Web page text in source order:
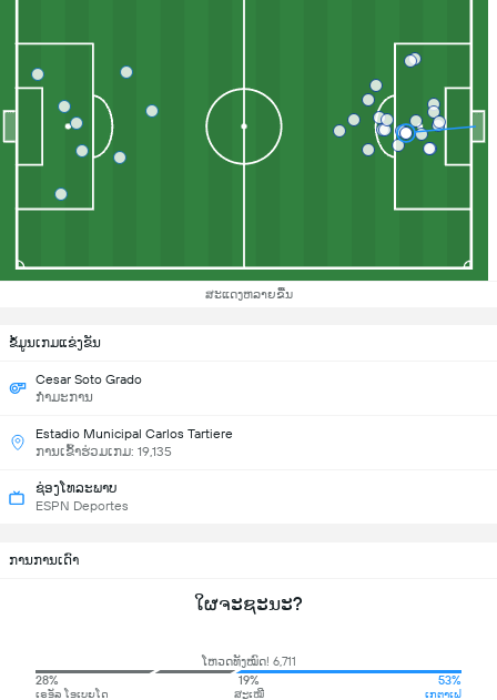
ສະແດງຫລາຍຂື້ນ
ຂ້ໍມູນເກມແຂ່ງຂັນ
Cesar Soto Grado
ກຳມະການ
Estadio Municipal Carlos Tartiere
ການເຂົ້າຮ່ວມເກມ: 19,135
ຊ່ອງໂທລະພາບ
ESPN Deportes
ການການເດົາ
ໃຜຈະຊະນະ?
ໂຫວດທັງໝົດ! 6,711
28%
ເຣອັລ ໂອເບຍໂດ
19%
ສະເໝີ
53%
ເກຕາເຟ